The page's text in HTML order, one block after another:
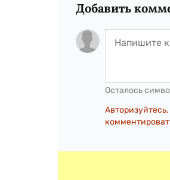
Добавить
Осталось